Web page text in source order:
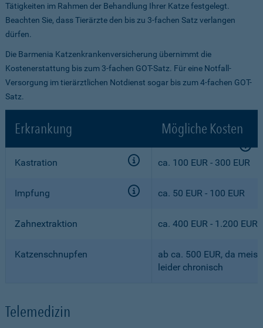
Tätigkeiten im Rahmen der Behandlung Ihrer Katze festgelegt.
Beachten Sie, dass Tierärzte den bis zu 3-fachen Satz verlangen
dürfen.
Die Barmenia Katzenkrankenversicherung übernimmt die
Kostenerstattung bis zum 3-fachen GOT-Satz. Für eine Notfall-
Versorgung im tierärztlichen Notdienst sogar bis zum 4-fachen GOT-
Satz.
Erkrankung Mögliche Kosten
Kastration ca. 100 EUR - 300 EUR
Impfung ca. 50 EUR - 100 EUR
Zahnextraktion ca. 400 EUR - 1.200 EUR
Katzenschnupfen
ab ca. 500 EUR, da
leider chronisch
Telemedizin